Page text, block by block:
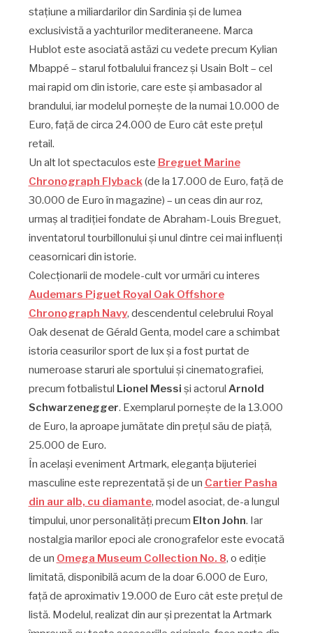
stațiune a miliardarilor din Sardinia și de lumea
exclusivistă a yachturilor mediteraneene. Marca
Hublot este asociată astăzi cu vedete precum Kylian
Mbappé – starul fotbalului francez și Usain Bolt – cel
mai rapid om din istorie, care este și ambasador al
brandului, iar modelul pornește de la numai 10.000 de
Euro, față de circa 24.000 de Euro cât este prețul
retail.
Un alt lot spectaculos este Breguet Marine
Chronograph Flyback(de la 17.000 de Euro, față de
30.000 de Euro în magazine) – un ceas din aur roz,
urmaș al tradiției fondate de Abraham-Louis Breguet,
inventatorul tourbillonului și unul dintre cei mai influenți
ceasornicari din istorie.
Colecționarii de modele-cult vor urmări cu interes
Audemars Piguet Royal Oak Offshore
Chronograph Navy, descendentul celebrului Royal
Oak desenat de Gérald Genta, model care a schimbat
istoria ceasurilor sport de lux și a fost purtat de
numeroase staruri ale sportului și cinematografiei,
precum fotbalistul Lionel Messi și actorul Arnold
Schwarzenegger. Exemplarul pornește de la 13.000
de Euro, la aproape jumătate din prețul său de piață,
25.000 de Euro.
În același eveniment Artmark, eleganța bijuteriei
masculine este reprezentată și de un Cartier Pasha
din aur alb, cu diamante, model asociat, de-a lungul
timpului, unor personalități precum Elton John. Iar
nostalgia marilor epoci ale cronografelor este evocată
de un Omega Museum Collection No. 8, o ediție
limitată, disponibilă acum de la doar 6.000 de Euro,
față de aproximativ 19.000 de Euro cât este prețul de
listă. Modelul, realizat din aur și prezentat la Artmark